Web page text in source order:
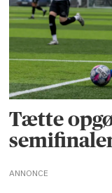
Tætte
ANNONCE